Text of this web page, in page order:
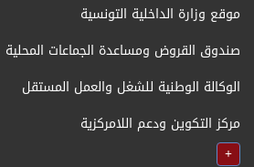
موقع وزارة الداخلية التونسية
صندوق القروض ومساعدة الجماعات المحلية
الوكالة الوطنية للشغل والعمل المستقل
مركز التكوين ودعم اللامركزية
+